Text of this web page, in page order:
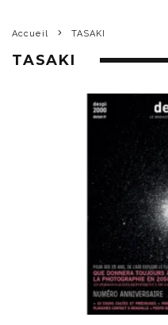
Accueil TASAKI
TASAKI